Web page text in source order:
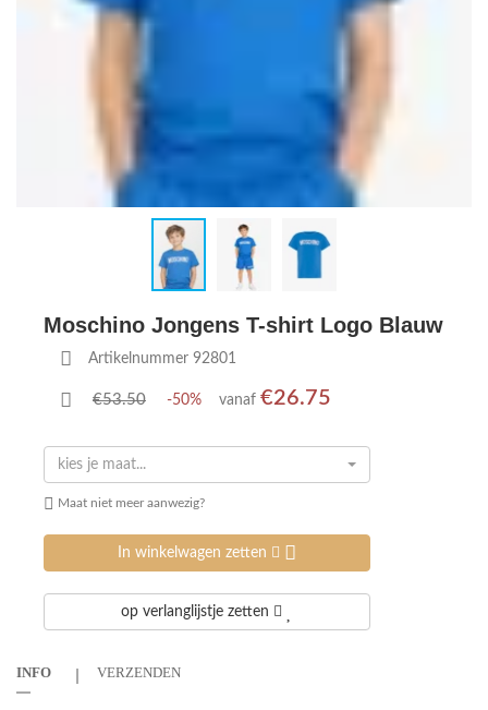
Moschino Jongens T-shirt Logo Blauw
Artikelnummer 92801
€53.50 -50% vanaf €26.75
kies je maat...
Maat niet meer aanwezig?
In winkelwagen zetten
op verlanglijstje zetten
INFO VERZENDEN